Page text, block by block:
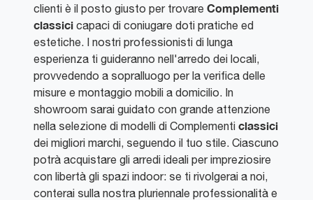
clienti è il posto giusto per trovare Complementi
classici capaci di coniugare doti pratiche ed
estetiche. I nostri professionisti di lunga
esperienza ti guideranno nell'arredo dei locali,
provvedendo a sopralluogo per la verifica delle
misure e montaggio mobili a domicilio. In
showroom sarai guidato con grande attenzione
nella selezione di modelli di Complementi classici
dei migliori marchi, seguendo il tuo stile. Ciascuno
potrà acquistare gli arredi ideali per impreziosire
con libertà gli spazi indoor: se ti rivolgerai a noi,
conterai sulla nostra pluriennale professionalità e